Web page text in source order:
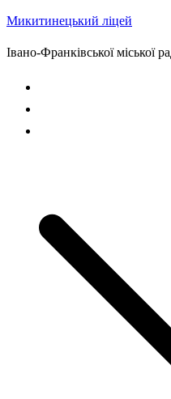
Перейти
до
Микитинецький ліцей
Івано-Франківської міської